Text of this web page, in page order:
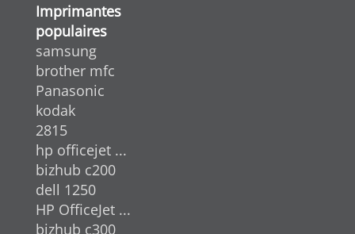
Imprimantes
populaires
samsung
brother mfc
Panasonic
kodak
2815
hp officejet ...
bizhub c200
dell 1250
HP OfficeJet ...
bizhub c300